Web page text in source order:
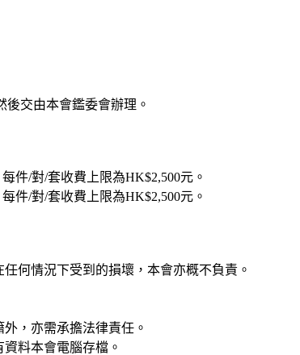
後交由本會鑑委會辦理。
件/對/套收費上限為HK$2,500元。
件/對/套收費上限為HK$2,500元。
何情況下受到的損壞，本會亦概不負責。
，亦需承擔法律責任。
料本會電腦存檔。